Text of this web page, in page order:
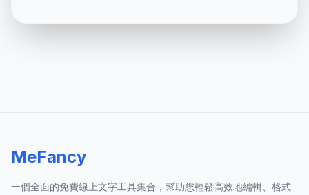
MeFancy
一個全面的免費線上文字工具集合，幫助您輕鬆高效地編輯、格式